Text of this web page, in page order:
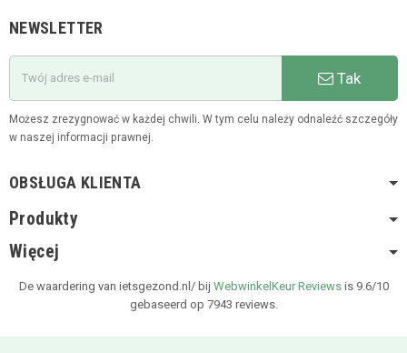
NEWSLETTER
Tak
Możesz zrezygnować w każdej chwili. W tym celu należy odnaleźć szczegóły
w naszej informacji prawnej.
OBSŁUGA KLIENTA
Produkty
Więcej
De waardering van ietsgezond.nl/ bij WebwinkelKeur Reviewsis 9.6/10
gebaseerd op 7943 reviews.